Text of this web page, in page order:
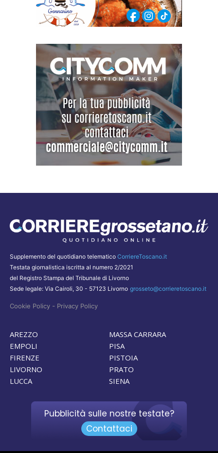
Supplemento del quotidiano telematico CorriereToscano.it
Testata giornalistica iscritta al numero 2/2021
del Registro Stampa del Tribunale di Livorno
Sede legale: Via Cairoli, 30 - 57123 Livorno grosseto@corrieretoscano.it
Cookie Policy - Privacy Policy
AREZZO
EMPOLI
FIRENZE
LIVORNO
LUCCA
MASSA CARRARA
PISA
PISTOIA
PRATO
SIENA
Pubblicità sulle nostre testate?
Contattaci